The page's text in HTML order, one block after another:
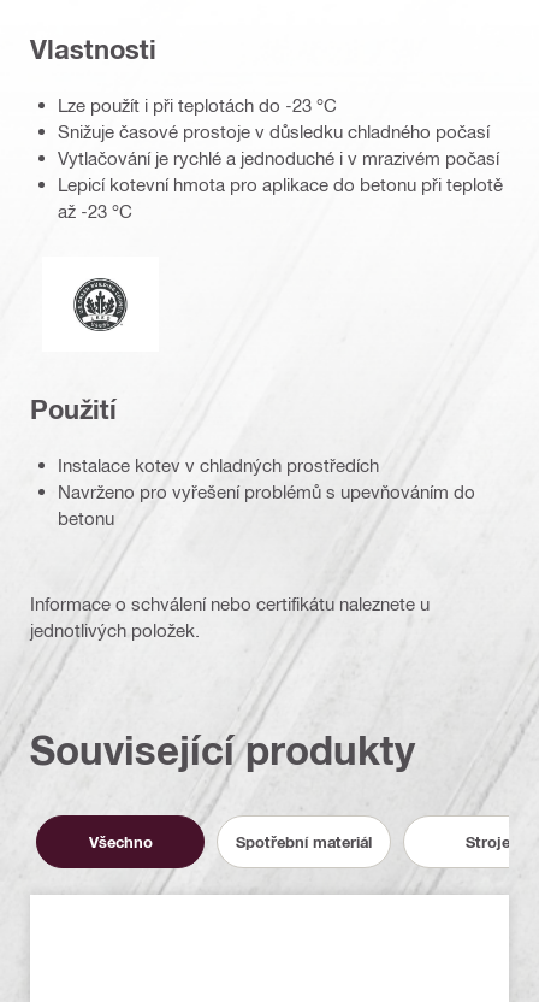
Vlastnosti
Lze použít i při teplotách do -23 °C
Snižuje časové prostoje v důsledku chladného počasí
Vytlačování je rychlé a jednoduché i v mrazivém počasí
Lepicí kotevní hmota pro aplikace do betonu při teplotě
až -23 °C
Leadership v designu energie a prostředí
Použití
Instalace kotev v chladných prostředích
Navrženo pro vyřešení problémů s upevňováním do
betonu
Informace o schválení nebo certifikátu naleznete u
jednotlivých položek.
Související produkty
Všechno Spotřební materiál Stroje